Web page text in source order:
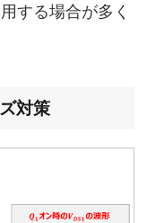
する場合が多く
対策